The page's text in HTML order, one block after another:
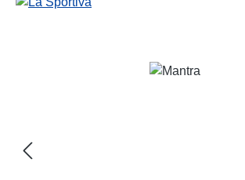
Bildergalerie überspringen